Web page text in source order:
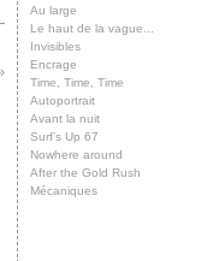
Au large
Le haut de la vague...
Invisibles
Encrage
Time, Time, Time
Autoportrait
Avant la nuit
Surf’s Up 67
Nowhere around
After the Gold Rush
Mécaniques